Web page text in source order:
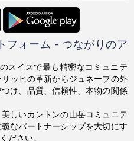
フォーム - つながりのア
スイスで最も精密なコミュニテ
ッヒの革新からジュネーブの外
け、品質、信頼性、本物の関係
しいカントンの山岳コミュニテ
なパートナーシップを大切にす
ださい。